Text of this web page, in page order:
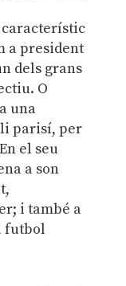
característic
a president
dels grans
O
una
parisí, per
el seu
a son
i també a
futbol